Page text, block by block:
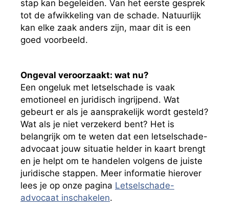
stap kan begeleiden. Van het eerste gesprek
tot de afwikkeling van de schade. Natuurlijk
kan elke zaak anders zijn, maar dit is een
goed voorbeeld.
Ongeval veroorzaakt: wat nu?
Een ongeluk met letselschade is vaak
emotioneel en juridisch ingrijpend. Wat
gebeurt er als je aansprakelijk wordt gesteld?
Wat als je niet verzekerd bent? Het is
belangrijk om te weten dat een letselschade-
advocaat jouw situatie helder in kaart brengt
en je helpt om te handelen volgens de juiste
juridische stappen. Meer informatie hierover
lees je op onze pagina Letselschade-
advocaat inschakelen.